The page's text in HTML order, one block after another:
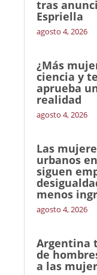
tras
Espriella
agosto 4, 2026
¿Más
ciencia y
aprueba
realidad
agosto 4, 2026
Las
urbanos
siguen
menos
agosto 4, 2026
Argentina
de
a las